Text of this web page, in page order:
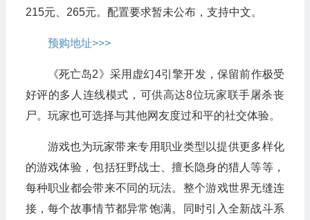
215元、265元。配置要求暂未公布，支持中文。
预购地址>>>
《死亡岛2》采用虚幻4引擎开发，保留前作极受
好评的多人连线模式，可供高达8位玩家联手屠杀丧
尸。玩家也可选择与其他网友度过和平的社交体验。
游戏也为玩家带来​专用职业类型以提供更多样化
的游戏体验，包括狂野战士、擅长隐身的猎人等等，
每种职业都会带来不同的玩法。整个游戏世界无缝连
接，每个故事情节都异常饱满。同时引入全新战斗系